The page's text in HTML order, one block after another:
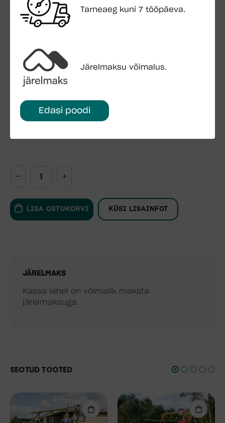
Tarneaeg kuni 7 tööpäeva.
Järelmaksu võimalus.
Edasi poodi
Maha laadimisega (Mahalaadimiskohas peab olema
kõva pinnakate)
Sisalduvad hinnas
Kinnitusankrud ei kuulu komplekti
Tugev liimpuidust kiigepuu
71-1 & EN 71-8 ja EL direktiividele 2009/48/EÜ
FSC- sertifitseeritud toode
TÜV-sertifitseeritud toode (ID 0000075540)
LISA OSTUKORVI KÜSI LISAINFOT
JÄRELMAKS
Kassa lehel on võimalik maksta
järelmaksuga.
SEOTUD TOOTED